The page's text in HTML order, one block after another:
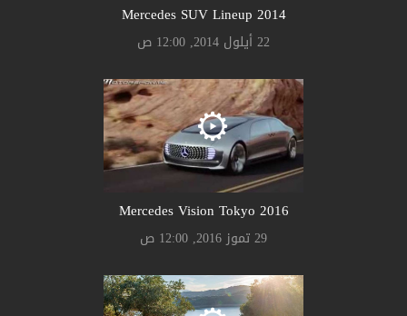
Mercedes SUV Lineup 2014
22 أيلول 2014, 12:00 ص
Mercedes Vision Tokyo 2016
29 تموز 2016, 12:00 ص